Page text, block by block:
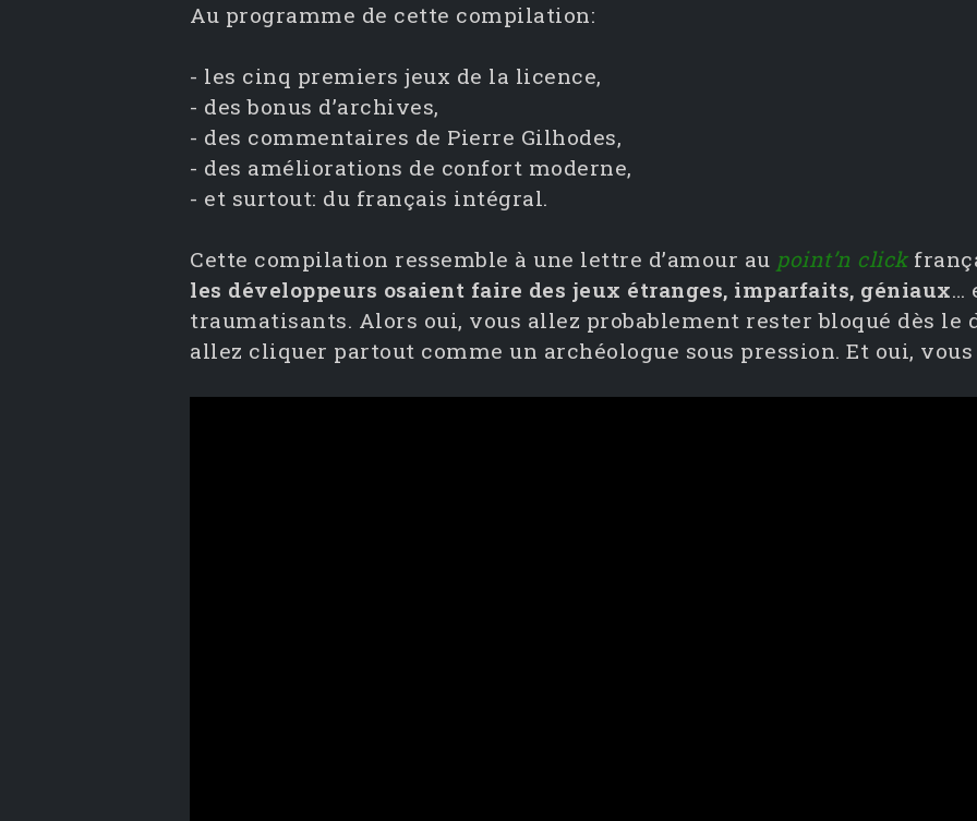
Au programme de cette compilation:
- les cinq premiers jeux de la licence,
- des bonus d’archives,
- des commentaires de Pierre Gilhodes,
- des améliorations de confort moderne,
- et surtout: du français intégral.
Cette compilation ressemble à une lettre d’amour au point’n click
les développeurs osaient faire des jeux étranges, imparfaits, géniaux…
traumatisants. Alors oui, vous allez probablement rester bloqué dès le
allez cliquer partout comme un archéologue sous pression. Et oui,